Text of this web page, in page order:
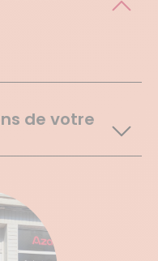
de votre